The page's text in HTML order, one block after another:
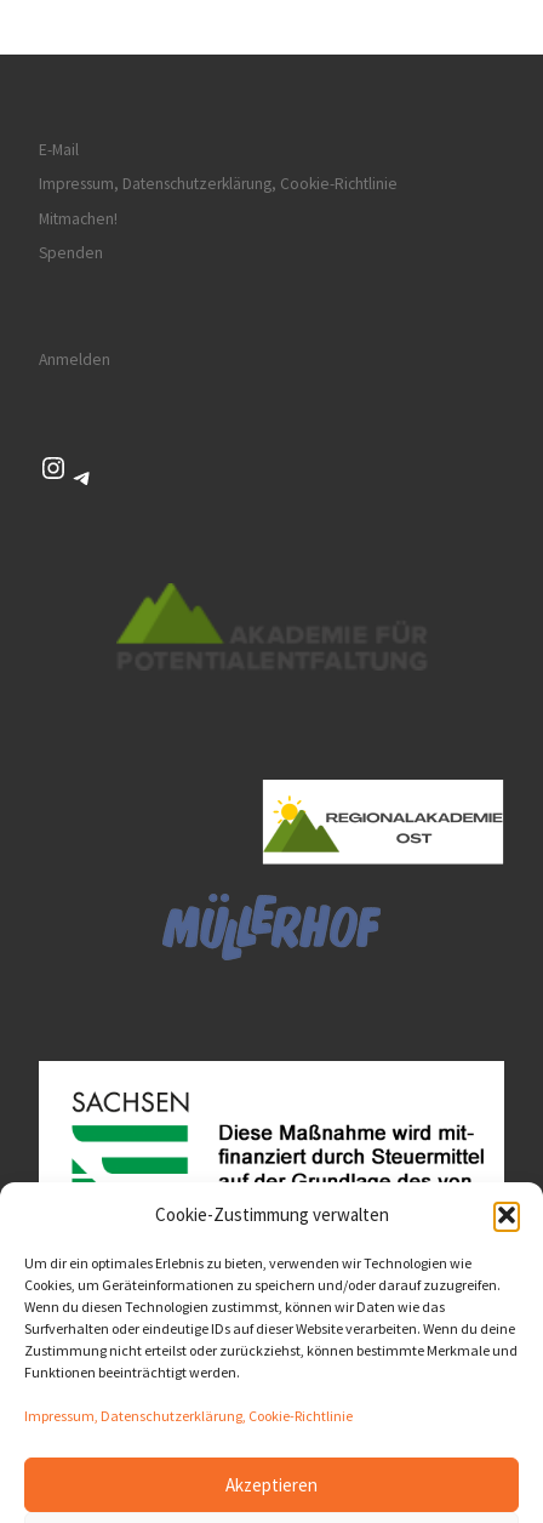
Cookie-Zustimmung verwalten
Um dir ein optimales Erlebnis zu bieten, verwenden wir Technologien wie
Cookies, um Geräteinformationen zu speichern und/oder darauf zuzugreifen.
Wenn du diesen Technologien zustimmst, können wir Daten wie das
Surfverhalten oder eindeutige IDs auf dieser Website verarbeiten. Wenn du deine
Zustimmung nicht erteilst oder zurückziehst, können bestimmte Merkmale und
Funktionen beeinträchtigt werden.
Impressum, Datenschutzerklärung, Cookie-Richtlinie
Akzeptieren
E-Mail
Impressum, Datenschutzerklärung, Cookie-Richtlinie
Mitmachen!
Spenden
Anmelden
Instagram
Telegram
Diese Website ist als Teil des Projektes "Wachsen lassen
- Raum geben" entstanden.>>>
© 2026LernOrtVerbund– Alle Rechte vorbehalten